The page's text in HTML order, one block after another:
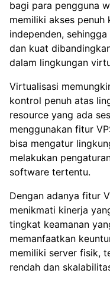
bagi para pengguna
memiliki akses
independen,
dan kuat
dalam lingkungan
Virtualisasi
kontrol penuh atas
resource yang ada
menggunakan fitur
bisa mengatur
melakukan
software tertentu.
Dengan adanya fitur
menikmati kinerja
tingkat keamanan
memanfaatkan
memiliki server fisik,
rendah dan